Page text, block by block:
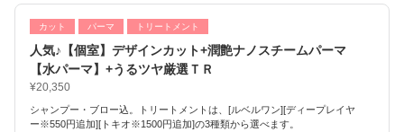
カット パーマ トリートメント
人気♪【個室】デザインカット+潤艶ナノスチームパーマ
【水パーマ】+うるツヤ厳選ＴＲ
¥20,350
シャンプー・ブロー込。トリートメントは、[ルベルワン][ディープレイヤ
ー※550円追加][トキオ※1500円追加]の3種類から選べます。